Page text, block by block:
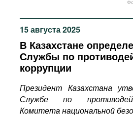
Подкасты
Книжная полка
15 августа 2025
В Казахстане
Службы по
коррупции
Президент Казахстана
Службе по
Комитета национальной